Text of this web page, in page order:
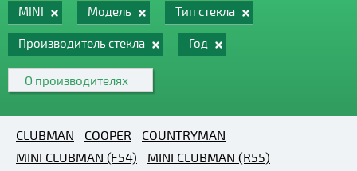
MINI Модель Тип стекла
Производитель стекла Год
О производителях
CLUBMAN COOPER
COUNTRYMAN
MINI CLUBMAN (F54)
MINI CLUBMAN (R55)